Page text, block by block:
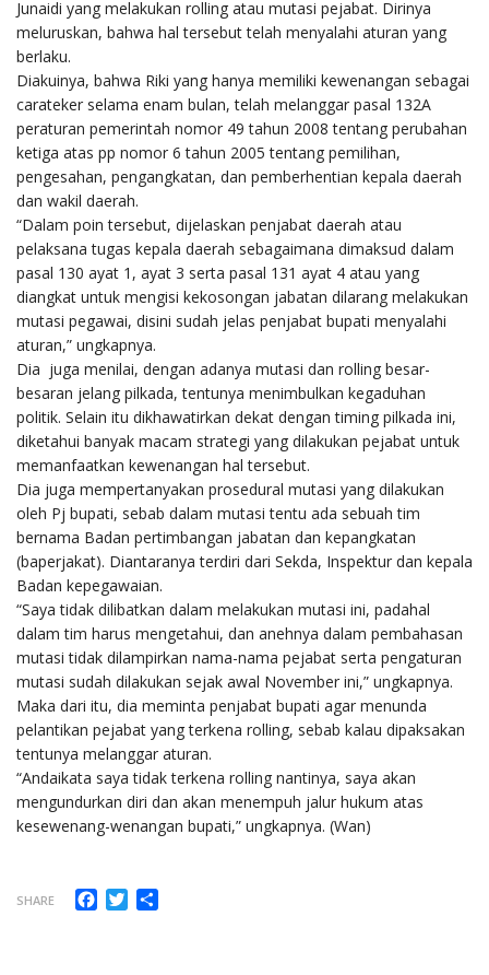
Junaidi yang melakukan rolling atau mutasi pejabat. Dirinya
meluruskan, bahwa hal tersebut telah menyalahi aturan yang
berlaku.
Diakuinya, bahwa Riki yang hanya memiliki kewenangan sebagai
carateker selama enam bulan, telah melanggar pasal 132A
peraturan pemerintah nomor 49 tahun 2008 tentang perubahan
ketiga atas pp nomor 6 tahun 2005 tentang pemilihan,
pengesahan, pengangkatan, dan pemberhentian kepala daerah
dan wakil daerah.
“Dalam poin tersebut, dijelaskan penjabat daerah atau
pelaksana tugas kepala daerah sebagaimana dimaksud dalam
pasal 130 ayat 1, ayat 3 serta pasal 131 ayat 4 atau yang
diangkat untuk mengisi kekosongan jabatan dilarang melakukan
mutasi pegawai, disini sudah jelas penjabat bupati menyalahi
aturan,” ungkapnya.
Dia juga menilai, dengan adanya mutasi dan rolling besar-
besaran jelang pilkada, tentunya menimbulkan kegaduhan
politik. Selain itu dikhawatirkan dekat dengan timing pilkada ini,
diketahui banyak macam strategi yang dilakukan pejabat untuk
memanfaatkan kewenangan hal tersebut.
Dia juga mempertanyakan prosedural mutasi yang dilakukan
oleh Pj bupati, sebab dalam mutasi tentu ada sebuah tim
bernama Badan pertimbangan jabatan dan kepangkatan
(baperjakat). Diantaranya terdiri dari Sekda, Inspektur dan kepala
Badan kepegawaian.
“Saya tidak dilibatkan dalam melakukan mutasi ini, padahal
dalam tim harus mengetahui, dan anehnya dalam pembahasan
mutasi tidak dilampirkan nama-nama pejabat serta pengaturan
mutasi sudah dilakukan sejak awal November ini,” ungkapnya.
Maka dari itu, dia meminta penjabat bupati agar menunda
pelantikan pejabat yang terkena rolling, sebab kalau dipaksakan
tentunya melanggar aturan.
“Andaikata saya tidak terkena rolling nantinya, saya akan
mengundurkan diri dan akan menempuh jalur hukum atas
kesewenang-wenangan bupati,” ungkapnya. (Wan)
SHARE Facebook
Twitter